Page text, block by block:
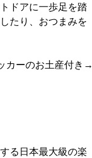
ドアに一歩足を踏
たり、おつまみを
カーのお土産付き→
る日本最大級の楽